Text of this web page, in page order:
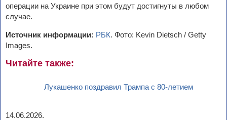
операции на Украине при этом будут достигнуты в любом
случае.
Источник информации: РБК. Фото: Kevin Dietsch / Getty
Images.
Читайте также:
Лукашенко поздравил Трампа с 80-летием
14.06.2026.